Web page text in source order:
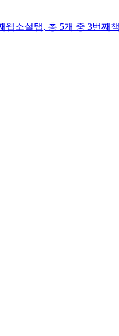
웹소설탭, 총 5개 중 3번째 책